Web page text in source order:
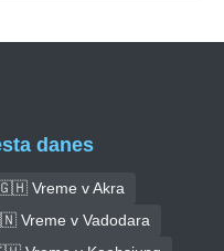
danes
Vreme v Akra
Vreme v Vadodara